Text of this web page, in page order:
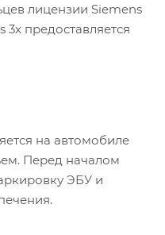
лицензии Siemens
3x предоставляется
на автомобиле
Перед началом
ЭБУ и